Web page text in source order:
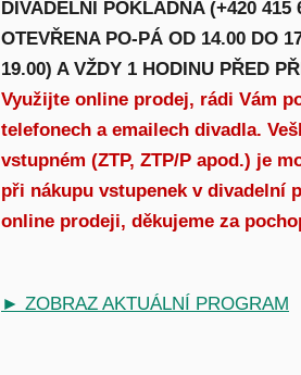
DIVADELNÍ POKLADNA (+420 415
OTEVŘENA PO-PÁ OD 14.00 DO
19.00) A VŽDY 1 HODINU PŘED
Využijte online prodej, rádi Vám
telefonech a emailech divadla.
vstupném (ZTP, ZTP/P apod.) je
při nákupu vstupenek v divadelní
online prodeji, děkujeme za
► ZOBRAZ AKTUÁLNÍ PROGRAM